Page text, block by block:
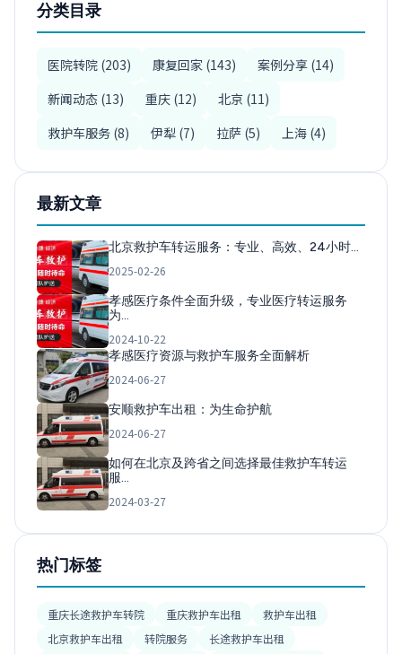
分类目录
医院转院 (203) 康复回家 (143)
案例分享 (14)
新闻动态 (13)
重庆 (12)
北京 (11)
救护车服务 (8)
伊犁 (7) 拉萨 (5) 上海 (4)
最新文章
北京救护车转运服务：专业、高效、24小时…
2025-02-26
孝感医疗条件全面升级，专业医疗转运服务
为…
2024-10-22
孝感医疗资源与救护车服务全面解析
2024-06-27
安顺救护车出租：为生命护航
2024-06-27
如何在北京及跨省之间选择最佳救护车转运
服…
2024-03-27
热门标签
重庆长途救护车转院 重庆救护车出租
救护车出租
北京救护车出租
转院服务
长途救护车出租